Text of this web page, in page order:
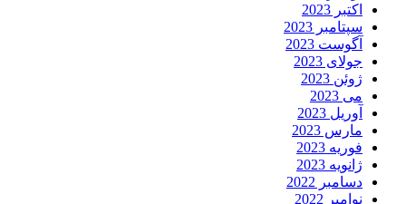
اکتبر 2023
سپتامبر 2023
آگوست 2023
جولای 2023
ژوئن 2023
می 2023
آوریل 2023
مارس 2023
فوریه 2023
ژانویه 2023
دسامبر 2022
نوامبر 2022